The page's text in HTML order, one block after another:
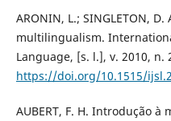
ARONIN, L.; SINGLETON,
multilingualism.
Language, [s. l.], v. 2010, n.
https://doi.org/10.1515/
AUBERT, F. H. Introdução